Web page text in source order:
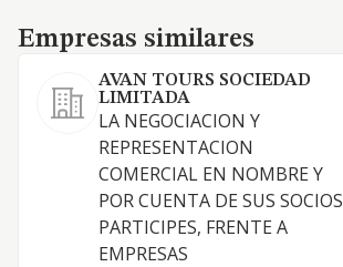
Empresas similares
Empresas similares
AVAN TOURS SOCIEDAD
LIMITADA
LA NEGOCIACION Y
REPRESENTACION
COMERCIAL EN NOMBRE Y
POR CUENTA DE SUS SOCIOS
PARTICIPES, FRENTE A
EMPRESAS